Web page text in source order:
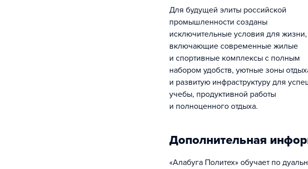
Для будущей элиты российской
промышленности созданы
исключительные условия для жизни,
включающие современные жилые
и спортивные комплексы с полным
набором удобств, уютные зоны
и развитую инфраструктуру для
учебы, продуктивной работы
и полноценного отдыха.
Дополнительная
«Алабуга Политех» обучает по